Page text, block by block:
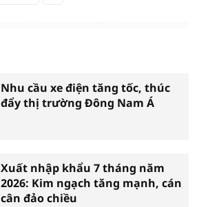
Nhu cầu xe điện tăng tốc, thúc
đẩy thị trường Đông Nam Á
Xuất nhập khẩu 7 tháng năm
2026: Kim ngạch tăng mạnh, cán
cân đảo chiều